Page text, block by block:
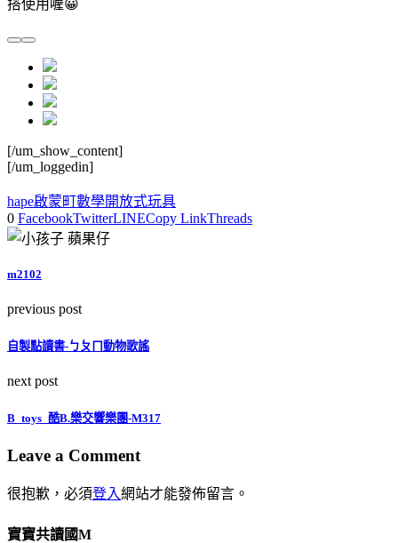
搭使用喔😀
[/um_show_content]
[/um_loggedin]
hape啟蒙町數學開放式玩具
0 FacebookTwitterLINECopy LinkThreads
m2102
previous post
自製點讀書-ㄅㄆㄇ動物歌謠
next post
B_toys_酷B.樂交響樂團-M317
Leave a Comment
很抱歉，必須登入網站才能發佈留言。
寶寶共讀國M